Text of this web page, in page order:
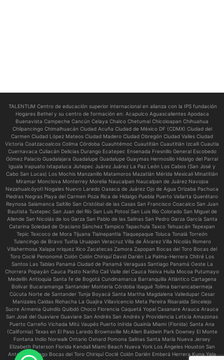
TALENTUM Centro de educación superior internacional en alianza con la IPS fundación
Hogares Bethel y su centro de formación en: Acapulco Aguascalientes Apodaca
Buenavista Campeche Cancún Celaya Chalco Chetumal Chicoloapan Chihuahua
Chilpancingo Chimalhuacán Ciudad Acuña Ciudad de México DF (CDMX) Ciudad del
Carmen Ciudad López Mateos Ciudad Madero Ciudad Obregón Ciudad Valles Ciudad
Victoria Coatzacoalcos Colima Córdoba Cuauhtémoc Cuautitlán Cuautitlán Izcalli Cuautla
Cuernavaca Culiacán Delicias Durango Ecatepec Ensenada Fresnillo General Escobedo
Gómez Palacio Guadalajara Guadalupe Guadalupe Guaymas Hermosillo Hidalgo del Parral
Iguala Irapuato Ixtapaluca Jiutepec Juárez Juárez La Paz León Los Cabos (San José y
Cabo San Lucas) Los Mochis Manzanillo Matamoros Mazatlán Mérida Mexicali Minatitlán
Miramar Monclova Monterrey Morelia Naucalpan Naucalpan de Juárez Navojoa
Nezahualcóyotl Nogales Nuevo Laredo Oaxaca de Juárez Ojo de Agua Orizaba Pachuca
Piedras Negras Playa del Carmen Poza Rica de Hidalgo Puebla Puerto Vallarta Querétaro
Reynosa Salamanca Saltillo San Cristóbal de las Casas San Francisco Coacalco San Juan
Bautista Tuxtepec San Juan del Río San Luis Potosí San Luis Río Colorado San Miguel de
Allende San Nicolás de los Garza San Pablo de las Salinas San Pedro Garza García Santa
Catarina Soledad de Graciano Sánchez Tampico Tapachula Taxco Tehuacán Tepexpan
Tepic Texcoco de Mora Tijuana Tlalnepantla Tlaquepaque Toluca Tonalá Torreón
Tulancingo de Bravo Tuxtla Uruapan Veracruz Villa de Álvarez Villa Nicolás Romero
Villahermosa Xalapa nriquez Xico Zacatecas Zamora Zapopan Bocas del Toro Bocas del
Toro Coclé Penonomé Colón Colón Chiriquí David Darién La Palma-Herrera Chitré Los
Santos Las Tablas Panamá Ciudad de Panamá Veraguas Santiago Panamá Oeste La
Chorrera Popayán Cauca Pasto Nariño Cali Valle del Cauca Neiva Huila Mocoa Putumayo
Medellín Antioquia Santa fe de Bogotá Cundinamarca Barranquilla Atlántico Cartagena
Bolívar Bucaramanga Santander Montería Córdoba Ibagué Tolima barrancabermeja
Cúcuta Norte de Santander Tunja Boyacá Santa Martha Magdalena Valledupar Cesar
Manizales Caldas Riohacha La Guajira Villavicencio Meta Pereira Risaralda Sincelejo
Sucre Armenia Quindío Quibdó Choco Florencia Caquetá Yopal Casanare Arauca Arauca
San José del Guaviare Guaviare San Andrés San Andrés y Providencia Leticia Amazonas
Puerto Carreño Vichada Mitú Vaupés Puerto Inírida Guainía Miami (Florida) Santa Ana
(California) Texas en El Paso Laredo Brownsville McAllen Baldwin Park Downey El Monte
Fontana Indio Norwalk Ontario Oxnard Pomona Salinas Santa María Nueva Jersey
Elizabeth Paterson Florida Kendall Miami Beach Nueva York Los Ángeles Houston San
Antonio Chicago Bocas del Toro Chiriquí Coclé Colón Darién Emberá Herrera Kuna Yala